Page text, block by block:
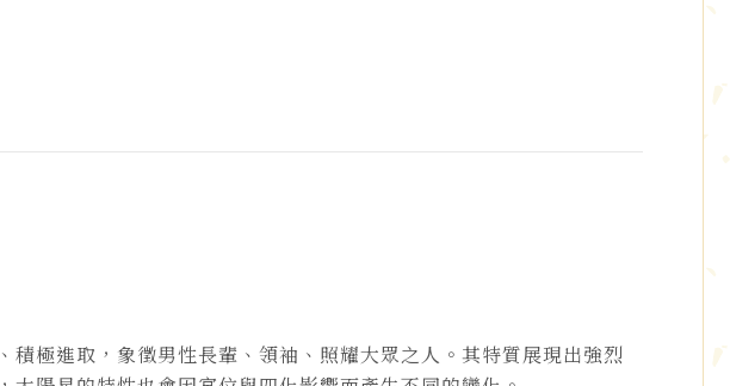
極進取，象徵男性長輩、領袖、照耀大眾之人。其特質展現出強烈